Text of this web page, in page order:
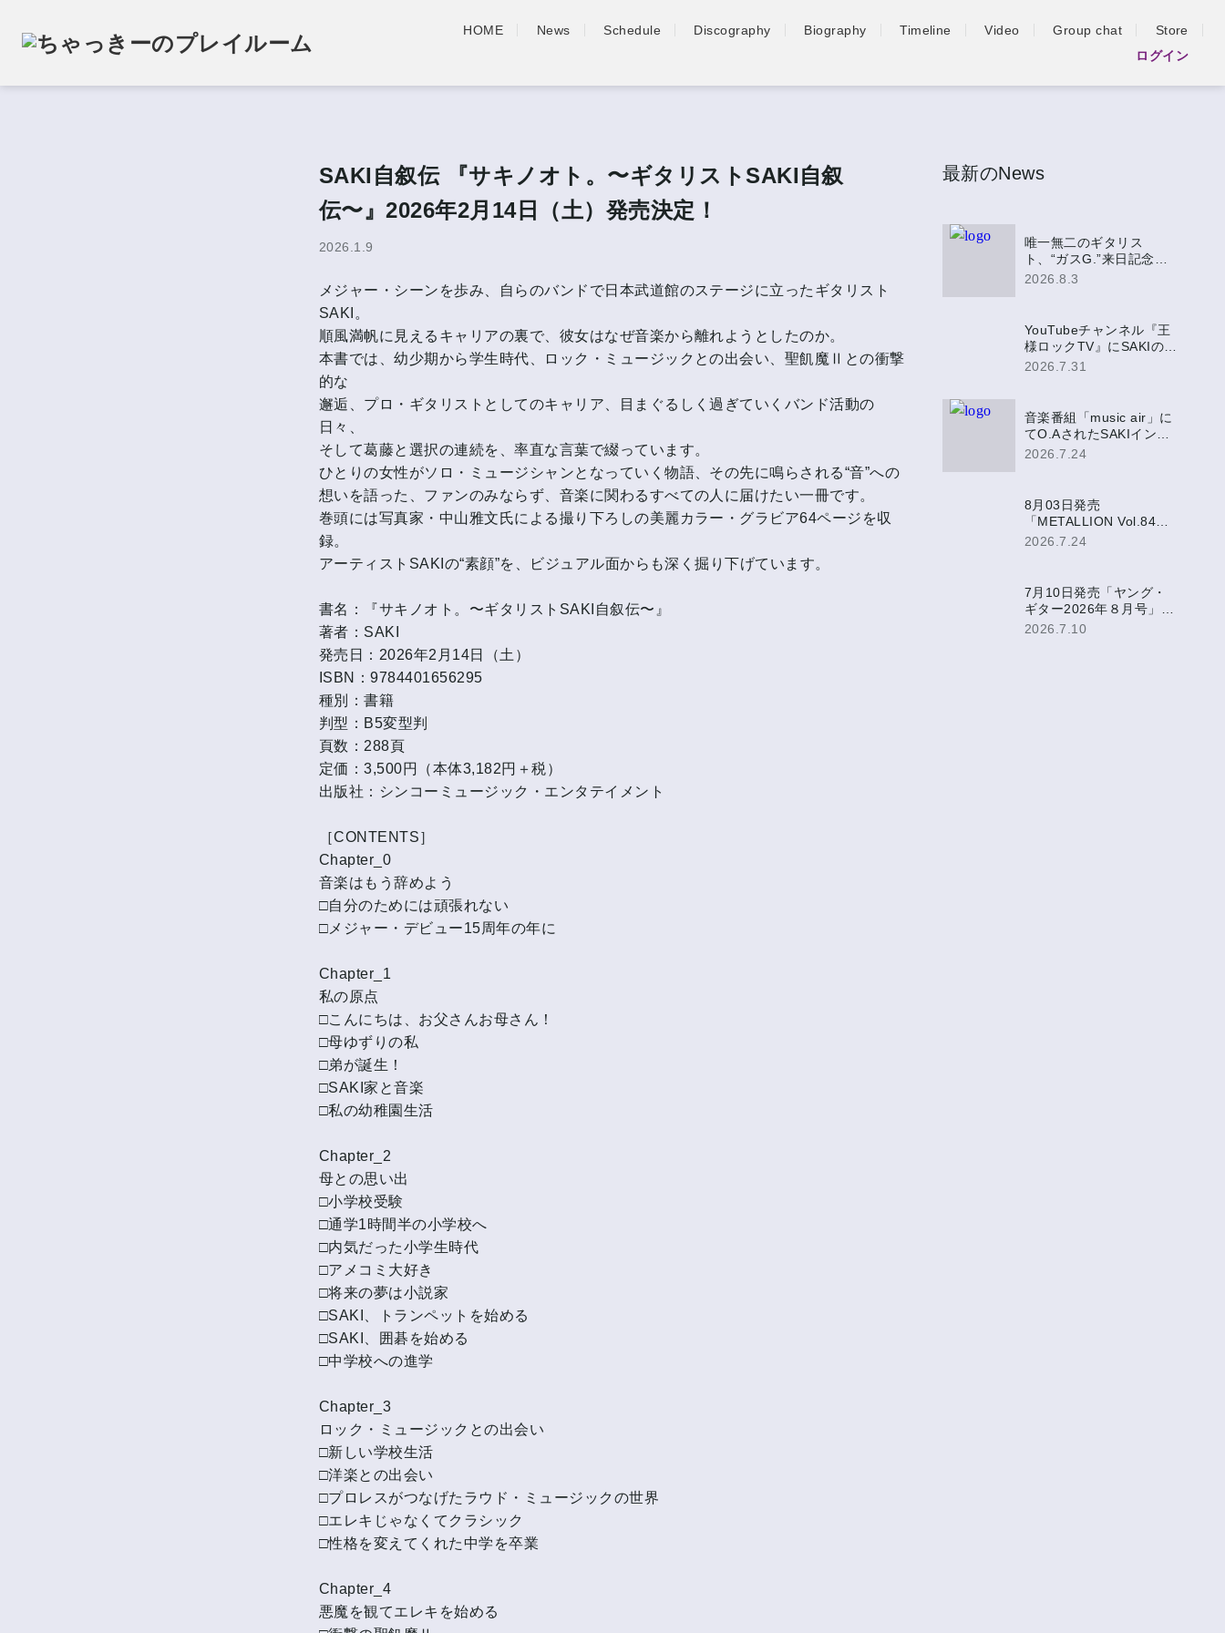
HOME News Schedule Discography Biography Timeline Video Group chat
Store
ログイン
SAKI自叙伝 『サキノオト。〜ギタリストSAKI自叙
伝〜』2026年2月14日（土）発売決定！
2026.1.9
メジャー・シーンを歩み、自らのバンドで日本武道館のステージに立ったギタリスト
SAKI。
順風満帆に見えるキャリアの裏で、彼女はなぜ音楽から離れようとしたのか。
本書では、幼少期から学生時代、ロック・ミュージックとの出会い、聖飢魔Ⅱとの衝撃
的な
邂逅、プロ・ギタリストとしてのキャリア、目まぐるしく過ぎていくバンド活動の
日々、
そして葛藤と選択の連続を、率直な言葉で綴っています。
ひとりの女性がソロ・ミュージシャンとなっていく物語、その先に鳴らされる“音”への
想いを語った、ファンのみならず、音楽に関わるすべての人に届けたい一冊です。
巻頭には写真家・中山雅文氏による撮り下ろしの美麗カラー・グラビア64ページを収
録。
アーティストSAKIの“素顔”を、ビジュアル面からも深く掘り下げています。
書名：『サキノオト。〜ギタリストSAKI自叙伝〜』
著者：SAKI
発売日：2026年2月14日（土）
ISBN：9784401656295
種別：書籍
判型：B5変型判
頁数：288頁
定価：3,500円（本体3,182円＋税）
出版社：シンコーミュージック・エンタテイメント
［CONTENTS］
Chapter_0
音楽はもう辞めよう
□自分のためには頑張れない
□メジャー・デビュー15周年の年に
Chapter_1
私の原点
□こんにちは、お父さんお母さん！
□母ゆずりの私
□弟が誕生！
□SAKI家と音楽
□私の幼稚園生活
Chapter_2
母との思い出
□小学校受験
□通学1時間半の小学校へ
□内気だった小学生時代
□アメコミ大好き
□将来の夢は小説家
□SAKI、トランペットを始める
□SAKI、囲碁を始める
□中学校への進学
Chapter_3
ロック・ミュージックとの出会い
□新しい学校生活
□洋楽との出会い
□プロレスがつなげたラウド・ミュージックの世界
□エレキじゃなくてクラシック
□性格を変えてくれた中学を卒業
Chapter_4
悪魔を観てエレキを始める
最新のNews
唯一無二のギタリス
ト、“ガスG.”来日記念盤
EPにSAKIの参加が決定！
2026.8.3
YouTubeチャンネル『王
様ロックTV』にSAKIの出
演が決定！
2026.7.31
音楽番組「music air」に
てO.AされたSAKIインタ
ビュー映像がミュージッ
2026.7.24
8月03日発売
「METALLION Vol.84」
にて、SAKI表紙巻頭掲
2026.7.24
7月10日発売「ヤング・
ギター2026年８月号」に
SAKIアンケート掲載！
2026.7.10